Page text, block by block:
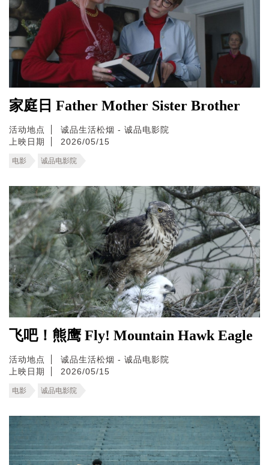
家庭日 Father Mother Sister Brother
活动地点
诚品生活松烟 - 诚品电影院
上映日期
2026/05/15
电影 诚品电影院
飞吧！熊鹰 Fly! Mountain Hawk Eagle
活动地点
诚品生活松烟 - 诚品电影院
上映日期
2026/05/15
电影 诚品电影院